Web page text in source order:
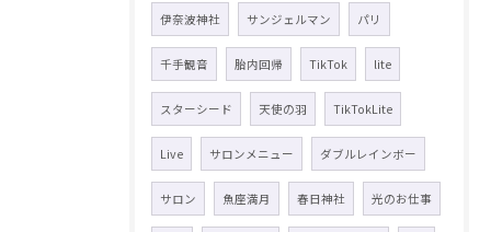
伊奈波神社 サンジェルマン パリ
千手観音 胎内回帰 TikTok lite
スターシード 天使の羽 TikTokLite
Live サロンメニュー ダブルレインボー
サロン 魚座満月 春日神社 光のお仕事